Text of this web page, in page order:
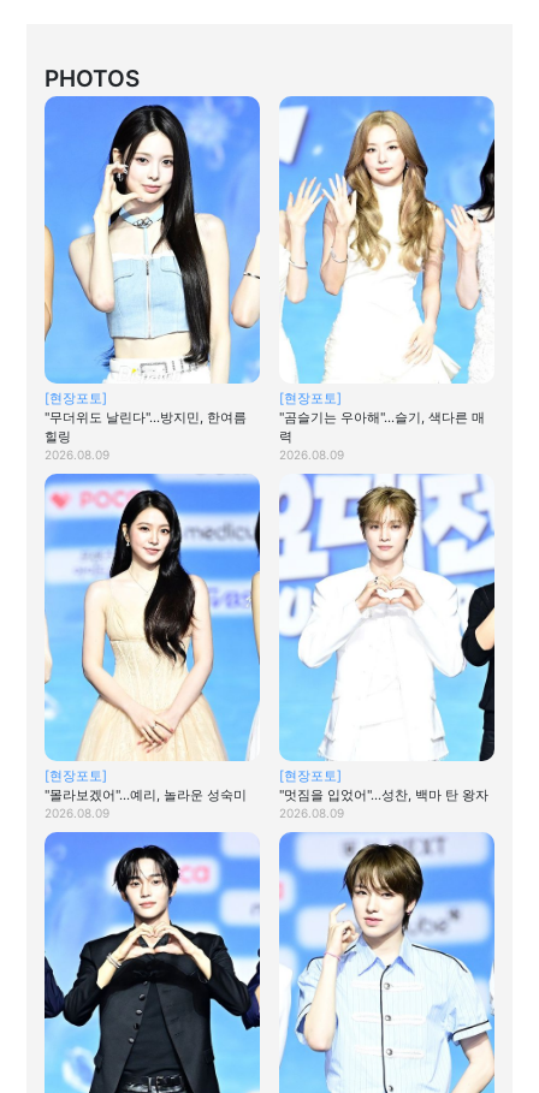
PHOTOS
[현장포토]
"무더위도 날린다"…방지민, 한여름
힐링
2026.08.09
[현장포토]
"곰슬기는 우아해"…슬기, 색다른 매
력
2026.08.09
[현장포토]
"몰라보겠어"…예리, 놀라운 성숙미
2026.08.09
[현장포토]
"멋짐을 입었어"…성찬, 백마 탄 왕자
2026.08.09